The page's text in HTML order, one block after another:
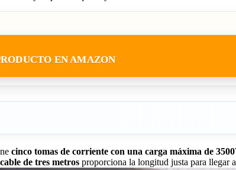
EN AMAZON
cinco tomas de corriente con una carga máxima de
cable de tres metros proporciona la longitud justa para llegar